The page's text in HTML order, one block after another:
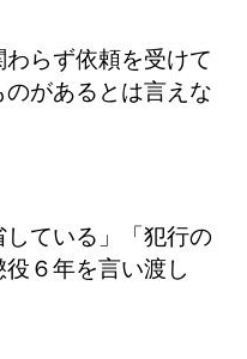
らず依頼を受けて
があるとは言えな
ている」「犯行の
６年を言い渡し